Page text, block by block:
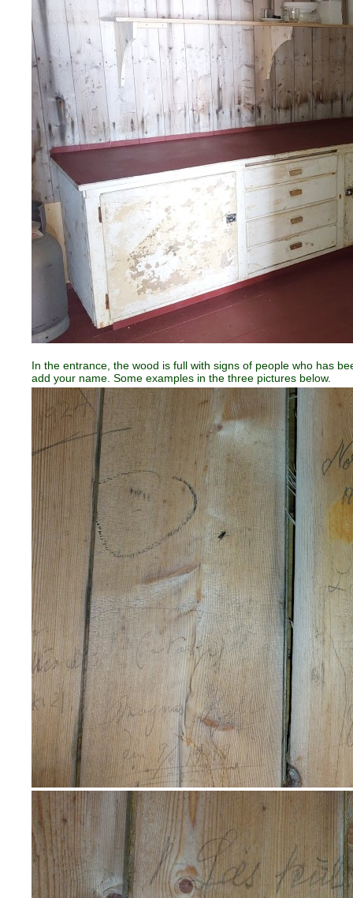
In the entrance, the wood is full with signs of people who has
add your name. Some examples in the three pictures below.